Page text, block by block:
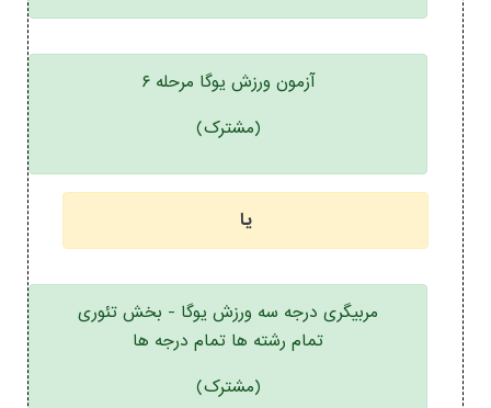
آزمون ورزش یوگا مرحله ۶
(مشترک)
یا
مربیگری درجه سه ورزش یوگا - بخش تئوری
تمام رشته ها تمام درجه ها
(مشترک)